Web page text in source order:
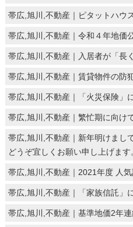
帯広,旭川,不動産｜ピタットハ
帯広,旭川,不動産｜令和４年地価
帯広,旭川,不動産｜入居者が「長
帯広,旭川,不動産｜賃貸物件の防
帯広,旭川,不動産｜「火災保険」
帯広,旭川,不動産｜繁忙期に向け
帯広,旭川,不動産｜新年明けまし
どうぞ宜しくお願い申し上げます
帯広,旭川,不動産｜2021年度 人
帯広,旭川,不動産｜「家族信託」
帯広,旭川,不動産｜基準地価2年